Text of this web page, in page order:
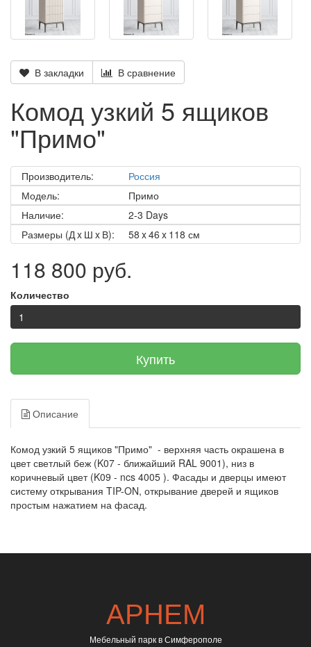
В закладки В сравнение
Комод узкий 5 ящиков
"Примо"
Производитель:
Россия
Модель:
Примо
Наличие:
2-3 Days
Размеры (Д x Ш x В):
58 x 46 x 118 см
118 800 руб.
Количество
Купить
Описание
Комод узкий 5 ящиков "Примо" - верхняя часть окрашена в
цвет светлый беж (K07 - ближайший RAL 9001), низ в
коричневый цвет (K09 - ncs 4005 ). Фасады и дверцы имеют
систему открывания TIP-ON, открывание дверей и ящиков
простым нажатием на фасад.
АРНЕМ
Мебельный парк в Симферополе